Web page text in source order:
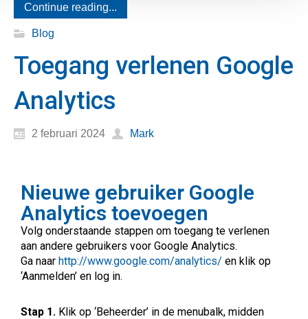
Continue reading...
Blog
Toegang verlenen Google
Analytics
2 februari 2024 Mark
Nieuwe gebruiker Google
Analytics toevoegen
Volg onderstaande stappen om toegang te verlenen
aan andere gebruikers voor Google Analytics.
Ga naar http://www.google.com/analytics/ en klik op
‘Aanmelden’ en log in.
Stap 1. Klik op ‘Beheerder’ in de menubalk, midden